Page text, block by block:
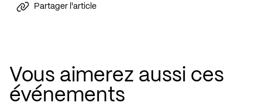
Partager l'article
Vous aimerez aussi ces
événements